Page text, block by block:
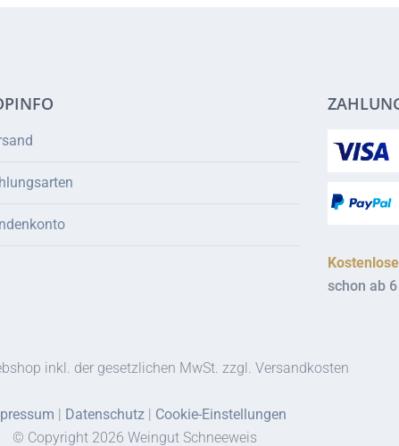
schon ab
inkl. der gesetzlichen MwSt. zzgl. Versandkosten
| Datenschutz | Cookie-Einstellungen
© Copyright 2026 Weingut Schneeweis